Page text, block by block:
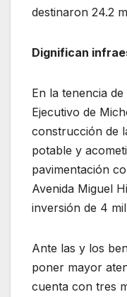
destinaron 24.2
Dignifican
En la tenencia
Ejecutivo de
construcción de
potable y
pavimentación
Avenida Miguel
inversión de 4
Ante las y los
poner mayor
cuenta con tres